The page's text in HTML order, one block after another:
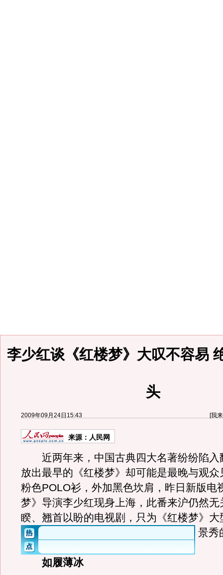
李少红谈《红楼梦》大叹不容易
头
2009年09月24日15:43 [我
来源： 人民网
近两年来，中国古典四大名著纷纷陷入
放出最早的《红楼梦》却可能是最晚与观众
粉色POLO衫，外加黑色坎肩，昨日新版电
梦》导演李少红现身上海，此番来沪仍然无
睽、翘首以盼的电视剧，只为《红楼梦》大
景秀
如履薄冰